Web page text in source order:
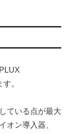
。
ている点が最大
オン導入器、